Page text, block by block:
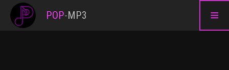
≡
POP-MP3